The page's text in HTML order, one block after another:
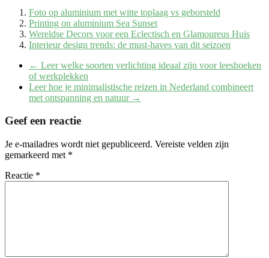
Foto op aluminium met witte toplaag vs geborsteld
Printing on aluminium Sea Sunset
Wereldse Decors voor een Eclectisch en Glamoureus Huis
Interieur design trends: de must-haves van dit seizoen
← Leer welke soorten verlichting ideaal zijn voor leeshoeken
of werkplekken
Leer hoe je minimalistische reizen in Nederland combineert
met ontspanning en natuur →
Geef een reactie
Je e-mailadres wordt niet gepubliceerd. Vereiste velden zijn
gemarkeerd met *
Reactie *